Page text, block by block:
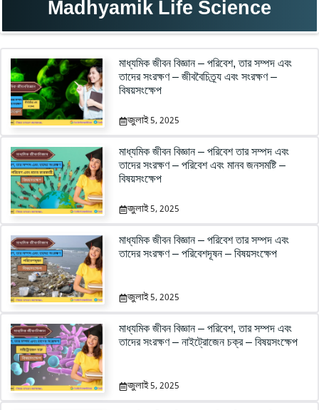
Madhyamik Life Science
মাধ্যমিক জীবন বিজ্ঞান – পরিবেশ, তার সম্পদ এবং
তাদের সংরক্ষণ – জীববৈচিত্র্য এবং সংরক্ষণ –
বিষয়সংক্ষেপ
জুলাই 5, 2025
মাধ্যমিক জীবন বিজ্ঞান – পরিবেশ তার সম্পদ এবং
তাদের সংরক্ষণ – পরিবেশ এবং মানব জনসমষ্টি –
বিষয়সংক্ষেপ
জুলাই 5, 2025
মাধ্যমিক জীবন বিজ্ঞান – পরিবেশ তার সম্পদ এবং
তাদের সংরক্ষণ – পরিবেশদূষন – বিষয়সংক্ষেপ
জুলাই 5, 2025
মাধ্যমিক জীবন বিজ্ঞান – পরিবেশ, তার সম্পদ এবং
তাদের সংরক্ষণ – নাইট্রোজেন চক্র – বিষয়সংক্ষেপ
জুলাই 5, 2025